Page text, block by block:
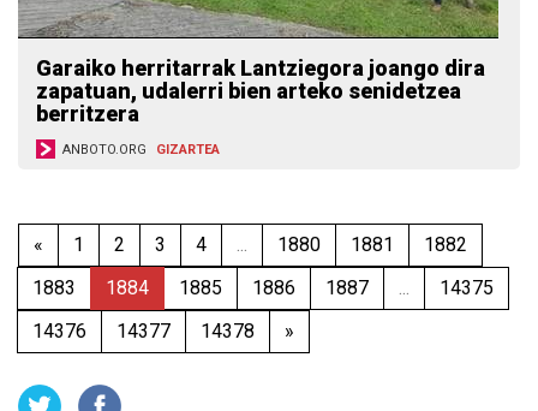
Garaiko herritarrak Lantziegora joango dira
zapatuan, udalerri bien arteko senidetzea
berritzera
ANBOTO.ORG GIZARTEA
« 1 2 3 4 ... 1880 1881
1882
1883
1884 1885 1886 1887 ...
14375
14376
14377 14378 »